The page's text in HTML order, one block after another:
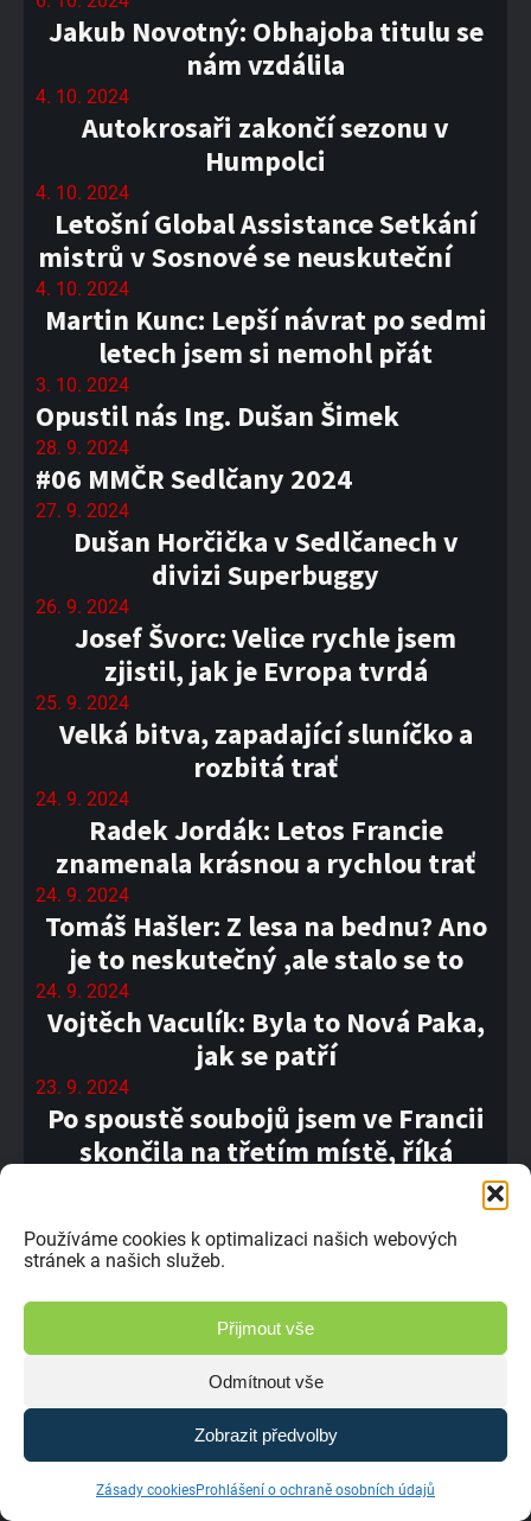
Používáme cookies k optimalizaci našich webových
stránek a našich služeb.
Přijmout vše
Odmítnout vše
Zobrazit předvolby
Zásady cookiesProhlášení o ochraně osobních údajů
Jakub Novotný: Obhajoba titulu se
nám vzdálila
4. 10. 2024
Autokrosaři zakončí sezonu v
Humpolci
4. 10. 2024
Letošní Global Assistance Setkání
mistrů v Sosnové se neuskuteční
4. 10. 2024
Martin Kunc: Lepší návrat po sedmi
letech jsem si nemohl přát
3. 10. 2024
Opustil nás Ing. Dušan Šimek
28. 9. 2024
#06 MMČR Sedlčany 2024
27. 9. 2024
Dušan Horčička v Sedlčanech v
divizi Superbuggy
26. 9. 2024
Josef Švorc: Velice rychle jsem
zjistil, jak je Evropa tvrdá
25. 9. 2024
Velká bitva, zapadající sluníčko a
rozbitá trať
24. 9. 2024
Radek Jordák: Letos Francie
znamenala krásnou a rychlou trať
24. 9. 2024
Tomáš Hašler: Z lesa na bednu? Ano
je to neskutečný ,ale stalo se to
24. 9. 2024
Vojtěch Vaculík: Byla to Nová Paka,
jak se patří
23. 9. 2024
Po spoustě soubojů jsem ve Francii
skončila na třetím místě, říká
#09 ME Maggiora / Itálie
Paka je moje nejoblíbenější trať,
svěřuje se Ladislav Jiřička.
Josef Sitek: K trati v Pace jsem
přistupoval s respektem
Marcel Dlesk mi v Pace nedal